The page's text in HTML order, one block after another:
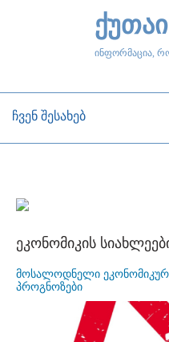
ინფორმაცია,
ჩვენ შესახებ
ეკონომიკის
მოსალოდნელი
პროგნოზები